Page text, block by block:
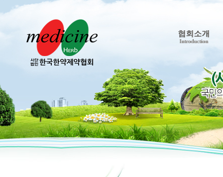
협회소개
Introduction